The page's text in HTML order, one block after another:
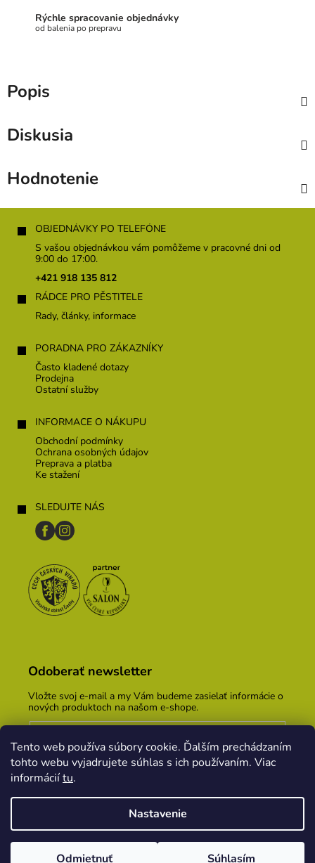
Tento web používa súbory cookie. Ďalším prechádzaním
tohto webu vyjadrujete súhlas s ich používaním. Viac
informáciítu.
Nastavenie
Odmietnuť Súhlasím
Rýchle spracovanie objednávky
od balenia po prepravu
Popis
Diskusia
Hodnotenie
Z
OBJEDNÁVKY PO TELEFÓNE
S vašou objednávkou vám pomôžeme v pracovné dni od
9:00 do 17:00.
+421 918 135 812
RÁDCE PRO PĚSTITELE
Rady, články, informace
PORADNA PRO ZÁKAZNÍKY
Často kladené dotazy
Prodejna
Ostatní služby
INFORMACE O NÁKUPU
Obchodní podmínky
Ochrana osobných údajov
Preprava a platba
Ke stažení
SLEDUJTE NÁS
Odoberať newsletter
Vložte svoj e-mail a my Vám budeme zasielať informácie o
nových produktoch na našom e-shope.
Vložením e-mailu súhlasíte s podmienkami ochrany
osobných údajov
PRIHLÁSIŤ SA
Vytvoril Shoptet
PekneWeby